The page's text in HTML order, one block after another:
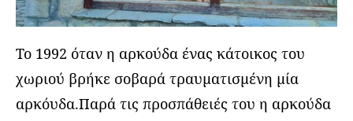
Το 1992 όταν η αρκούδα ένας κάτοικος του
χωριού βρήκε σοβαρά τραυματισμένη μία
αρκόυδα.Παρά τις προσπάθειές του η αρκούδα